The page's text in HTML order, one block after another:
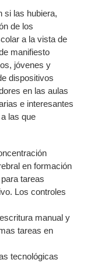
si las hubiera,
de los
a la vista de
manifiesto
jóvenes y
dispositivos
en las aulas
e interesantes
las que
en formación
tareas
Los controles
manual y
tareas en
tecnológicas